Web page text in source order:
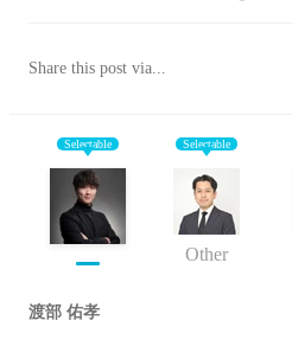
Share this post via...
Selectable Selectable
Other
渡部 佑孝